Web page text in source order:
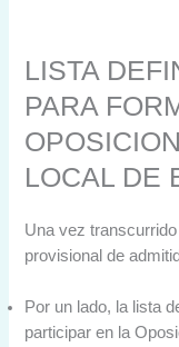
LISTA
PARA
LOCAL DE
Una vez
provisional de
Por un lado, la lista
participar en la